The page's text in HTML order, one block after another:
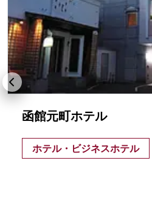
函館元町ホテル
ホテル・ビジネスホテル